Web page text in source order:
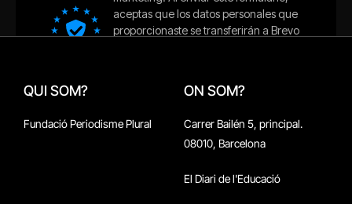
QUI SOM?
Fundació Periodisme Plural
ON SOM?
Carrer Bailén 5, principal.
08010, Barcelona
El Diari de l'Educació